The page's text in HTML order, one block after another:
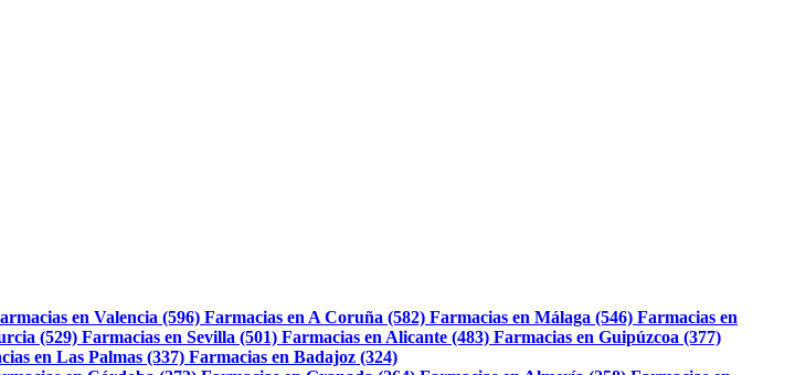
en Valencia (596) Farmacias en A Coruña (582) Farmacias en Málaga (546) Farmacias en
(529) Farmacias en Sevilla (501) Farmacias en Alicante (483) Farmacias en Guipúzcoa (377)
en Las Palmas (337) Farmacias en Badajoz (324)